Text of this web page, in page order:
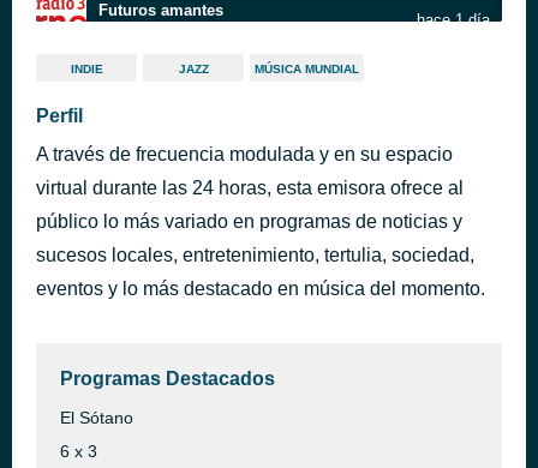
Futuros amantes
hace 1 día
Rugío de Sentir
sólo contigo
Paco Te Quiero
Súper futuro
hace 1 día
INDIE JAZZ MÚSICA MUNDIAL
Perfil
A través de frecuencia modulada y en su espacio
virtual durante las 24 horas, esta emisora ofrece al
público lo más variado en programas de noticias y
sucesos locales, entretenimiento, tertulia, sociedad,
eventos y lo más destacado en música del momento.
Programas Destacados
El Sótano
6 x 3